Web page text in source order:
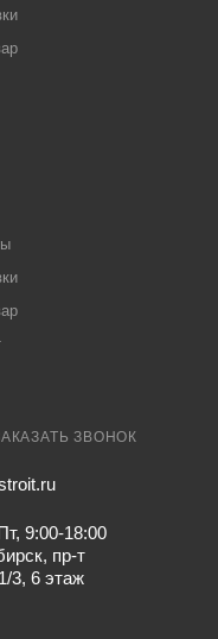
ЗВОНОК
9:00-18:00
пр-т
3, 6 этаж